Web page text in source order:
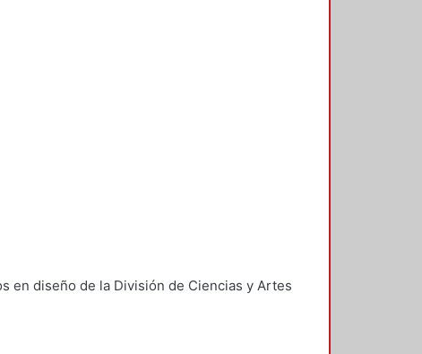
en diseño de la División de Ciencias y Artes